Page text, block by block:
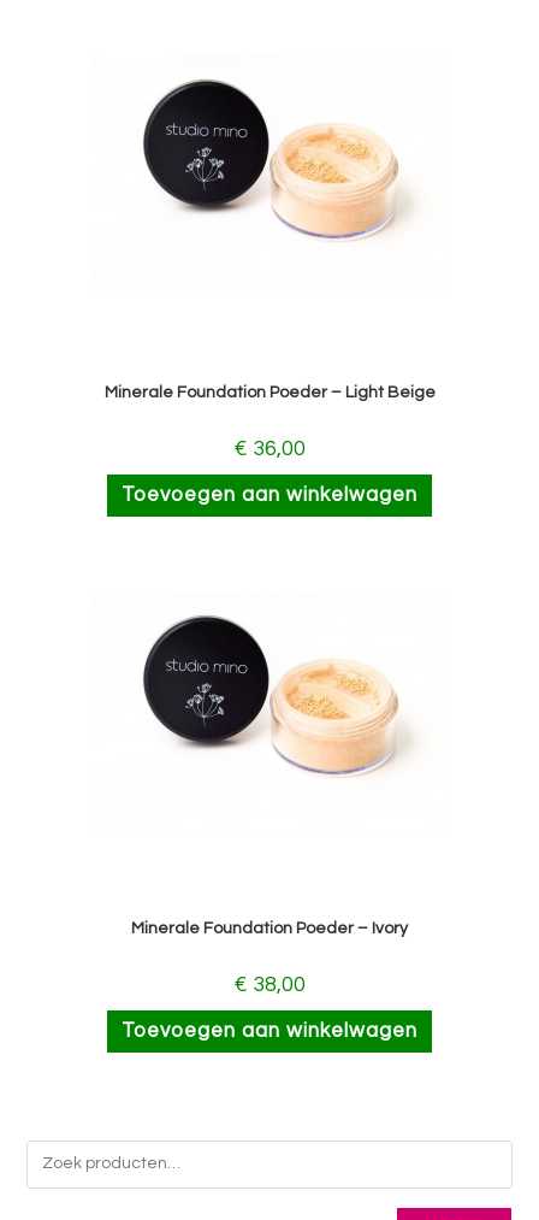
Minerale Foundation Poeder – Light Beige
€ 36,00
Toevoegen aan winkelwagen
Minerale Foundation Poeder – Ivory
€ 38,00
Toevoegen aan winkelwagen